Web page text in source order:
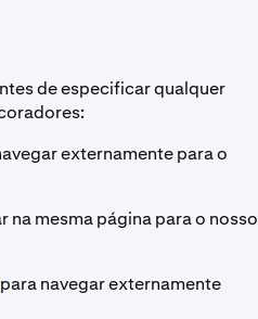
de especificar qualquer
externamente para o
na mesma página para o nosso
para navegar externamente